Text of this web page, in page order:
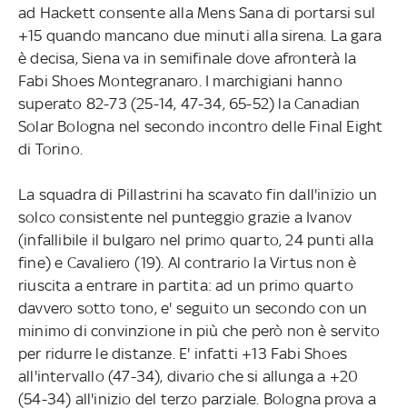
ad Hackett consente alla Mens Sana di portarsi sul
+15 quando mancano due minuti alla sirena. La gara
è decisa, Siena va in semifinale dove afronterà la
Fabi Shoes Montegranaro. I marchigiani hanno
superato 82-73 (25-14, 47-34, 65-52) la Canadian
Solar Bologna nel secondo incontro delle Final Eight
di Torino.
La squadra di Pillastrini ha scavato fin dall'inizio un
solco consistente nel punteggio grazie a Ivanov
(infallibile il bulgaro nel primo quarto, 24 punti alla
fine) e Cavaliero (19). Al contrario la Virtus non è
riuscita a entrare in partita: ad un primo quarto
davvero sotto tono, e' seguito un secondo con un
minimo di convinzione in più che però non è servito
per ridurre le distanze. E' infatti +13 Fabi Shoes
all'intervallo (47-34), divario che si allunga a +20
(54-34) all'inizio del terzo parziale. Bologna prova a